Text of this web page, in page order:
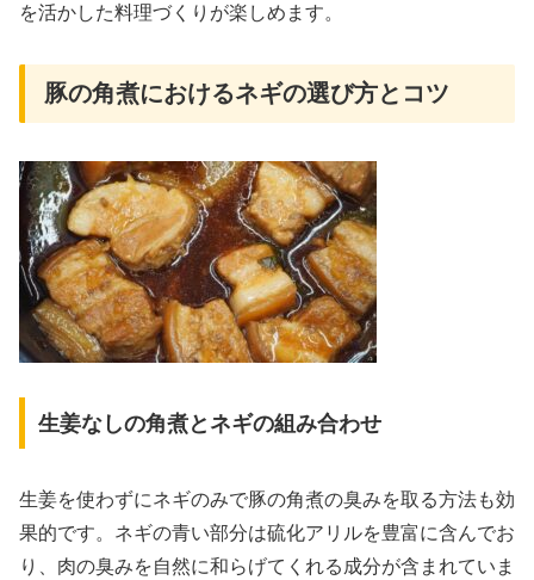
を活かした料理づくりが楽しめます。
豚の角煮におけるネギの選び方とコツ
生姜なしの角煮とネギの組み合わせ
生姜を使わずにネギのみで豚の角煮の臭みを取る方法も効
果的です。ネギの青い部分は硫化アリルを豊富に含んでお
り、肉の臭みを自然に和らげてくれる成分が含まれていま